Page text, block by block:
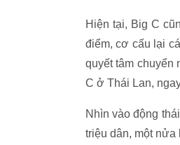
Hiện tại, Big C
điểm, cơ cấu lại
quyết tâm chuyển
C ở Thái Lan,
Nhìn vào động
triệu dân, một nửa